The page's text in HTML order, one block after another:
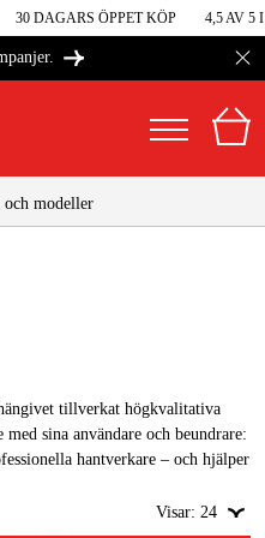
DAGARS ÖPPET KÖP 4,5 AV 5 I
tillverkat högkvalitativa
sina användare och beundrare:
hantverkare – och hjälper
är många och
Visar: 24